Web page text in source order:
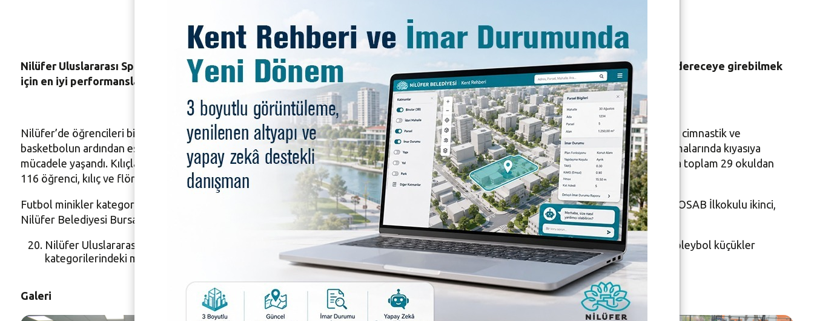
Nilüfer Uluslararası Spor Şenlikleri futbol, voleybol ve eskrim müsabakalarıyla devam ediyor. Futbol ve voleybolda onlarca takım dereceye girebilmek
için en iyi performanslarını sergilerken, eskrim düelloları nefes kesti.
Nilüfer’de öğrencileri bir ay boyunca sporun farklı branşlarıyla buluşturan 20. Nilüfer Uluslararası Spor Şenlikleri’nde, petank, kros, futbol, cimnastik ve
basketbolun ardından eskrim ve voleybol müsabakaları başladı. Futbolda minikler kategorisinde şampiyon belli olurken, voleybol karşılaşmalarında kıyasıya
mücadele yaşandı. Kılıçların çekildiği eskrim düelloları da, izleyenlere seyir zevki yüksek anlar yaşattı. İki gün sürecek olan eskrim branşında toplam 29 okuldan
116 öğrenci, kılıç ve flöre olmak üzere 25 ayrı kategoride mücadele ediyor.
Futbol minikler kategorisinde, 29 okuldan 435 öğrenci ter döktü. İki gün süren maçların ardından Emir-Koop İlkokulu şampiyon olurken, NOSAB İlkokulu ikinci,
Nilüfer Belediyesi Bursa Rotary İlkokulu da üçüncülük sevinci yaşadı.
Nilüfer Uluslararası Spor Şenlikleri’nde 41 okuldan 615 öğrencinin yer aldığı futbol küçükler ile 44 okuldan 352 öğrencinin katıldığı voleybol küçükler
kategorilerindeki maçlarda heyecan iki gün boyunca devam edecek.
Galeri